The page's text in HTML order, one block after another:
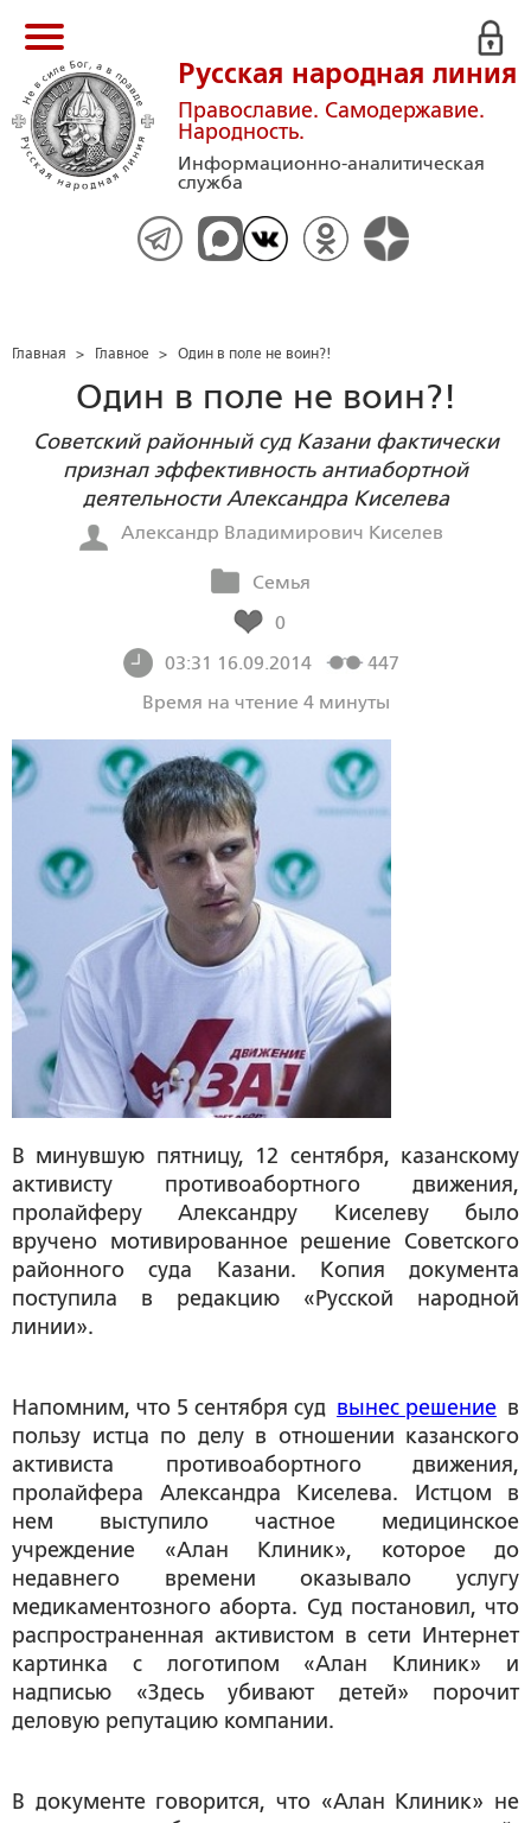
Русская народная линия
Православие. Самодержавие.
Народность.
Информационно-аналитическая
служба
Главная > Главное > Один в поле не воин?!
Один в поле не воин?!
Советский районный суд Казани фактически
признал эффективность антиабортной
деятельности Александра Киселева
Александр Владимирович Киселев
Семья
0
03:31 16.09.2014
447
Время на чтение 4 минуты
В минувшую пятницу, 12 сентября, казанскому
активисту противоабортного движения,
пролайферу Александру Киселеву было
вручено мотивированное решение Советского
районного суда Казани. Копия документа
поступила в редакцию «Русской народной
линии».
Напомним, что 5 сентября суд вынес решение в
пользу истца по делу в отношении казанского
активиста противоабортного движения,
пролайфера Александра Киселева. Истцом в
нем выступило частное медицинское
учреждение «Алан Клиник», которое до
недавнего времени оказывало услугу
медикаментозного аборта. Суд постановил, что
распространенная активистом в сети Интернет
картинка с логотипом «Алан Клиник» и
надписью «Здесь убивают детей» порочит
деловую репутацию компании.
В документе говорится, что «Алан Клиник» не